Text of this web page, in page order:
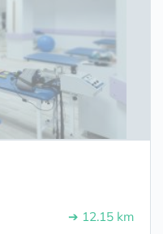
➔ 12.15 km